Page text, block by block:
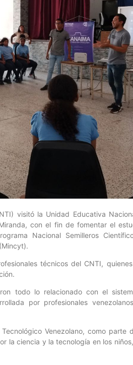
visitó la Unidad Educativa
con el fin de fomentar el
Nacional Semilleros
técnicos del CNTI,
todo lo relacionado con el
por profesionales
Venezolano, como parte
la ciencia y la tecnología en los